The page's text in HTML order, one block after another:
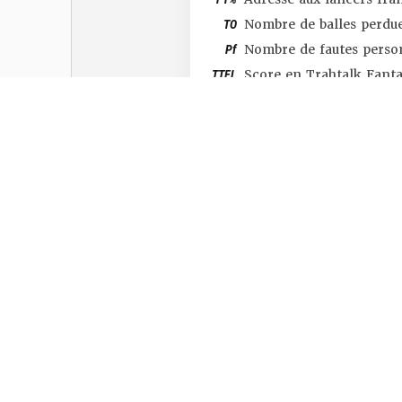
TO Nombre de balles
Pf Nombre de fautes
TTFL Score en Trahtalk